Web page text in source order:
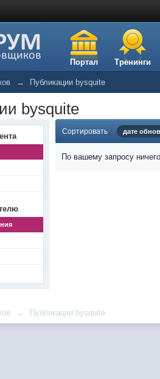
Портал Тренинги
→ Публикации bysquite
bysquite
Сортировать дате
По вашему запросу
→ Публикации bysquite